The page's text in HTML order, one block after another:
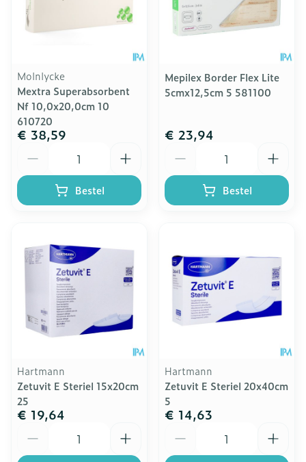
Molnlycke
Mextra Superabsorbent
Nf 10,0x20,0cm 10
610720
€ 38,59
Bestel
Mepilex Border Flex Lite
5cmx12,5cm 5 581100
€ 23,94
Bestel
Hartmann
Zetuvit E Steriel 15x20cm
25
€ 19,64
Hartmann
Zetuvit E Steriel 20x40cm
5
€ 14,63